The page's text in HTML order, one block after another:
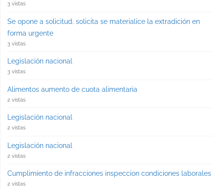
3 vistas
Se opone a solicitud. solicita se materialice la extradición en
forma urgente
3 vistas
Legislación nacional
3 vistas
Alimentos aumento de cuota alimentaria
2 vistas
Legislación nacional
2 vistas
Legislación nacional
2 vistas
Cumplimiento de infracciones inspeccion condiciones laborales
2 vistas